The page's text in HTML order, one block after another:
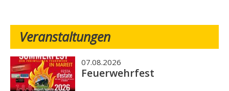
Veranstaltungen
07.08.2026
Feuerwehrfest